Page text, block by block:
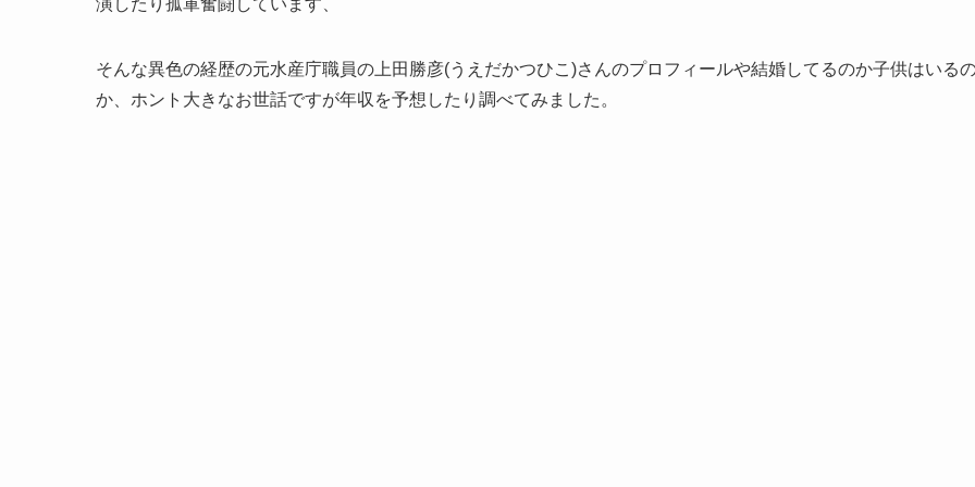
演したり孤軍奮闘しています、
そんな異色の経歴の元水産庁職員の上田勝彦(うえだかつひこ)さんのプロフィールや結婚してるのか子供はいる
か、ホント大きなお世話ですが年収を予想したり調べてみました。